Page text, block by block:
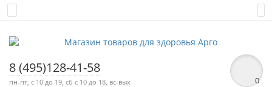
8 (495)128-41-58
пн-пт, с 10 до 19, сб с 10 до 18, вс-вых 0